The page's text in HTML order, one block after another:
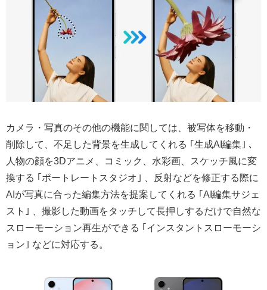
カメラ・写真のその他の機能に関しては、被写体を移動・
削除して、不足した背景を生成してくれる ｢生成AI編集｣ 、
人物の顔を3Dアニメ、コミック、水彩画、スケッチ風に変
換する ｢ポートレートスタジオ｣ 、反射などを修正する際に
AIが写真に合った編集方法を提案してくれる ｢AI編集サジェ
スト｣ 、撮影した動画をタッチして長押しするだけで自然な
スローモーション再生ができる ｢インスタントスローモーシ
ョン｣ などに対応する。